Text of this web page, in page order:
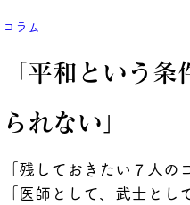
「平和という
られない」
「残しておきたい７人の
「医師として、武士と
コラム